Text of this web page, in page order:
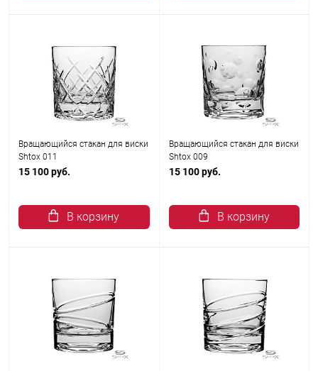
Вращающийся стакан для виски
Shtox 011
15 100 руб.
В корзину
Вращающийся стакан для виски
Shtox 009
15 100 руб.
В корзину